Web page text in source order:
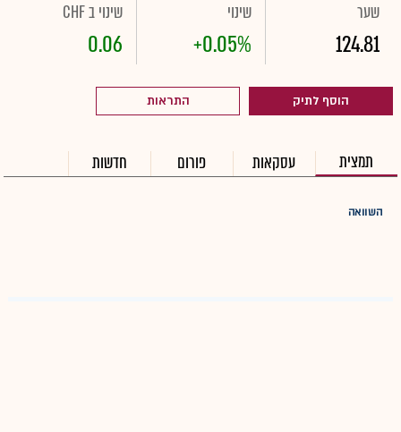
שער
124.81
שינוי
+0.05%
שינוי ב CHF
0.06
הוסף לתיק התראות
תמצית עסקאות פורום חדשות
השוואה